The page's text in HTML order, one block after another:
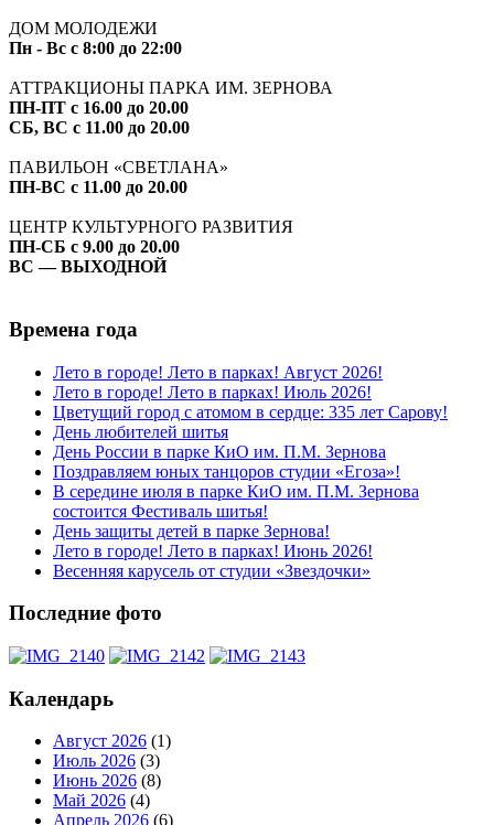
ДОМ МОЛОДЕЖИ
Пн - Вс с 8:00 до 22:00
АТТРАКЦИОНЫ ПАРКА ИМ. ЗЕРНОВА
ПН-ПТ с 16.00 до 20.00
СБ, ВС с 11.00 до 20.00
ПАВИЛЬОН «СВЕТЛАНА»
ПН-ВС с 11.00 до 20.00
ЦЕНТР КУЛЬТУРНОГО РАЗВИТИЯ
ПН-СБ с 9.00 до 20.00
ВС — ВЫХОДНОЙ
Времена года
Лето в городе! Лето в парках! Август 2026!
Лето в городе! Лето в парках! Июль 2026!
Цветущий город с атомом в сердце: 335 лет Сарову!
День любителей шитья
День России в парке КиО им. П.М. Зернова
Поздравляем юных танцоров студии «Егоза»!
В середине июля в парке КиО им. П.М. Зернова
состоится Фестиваль шитья!
День защиты детей в парке Зернова!
Лето в городе! Лето в парках! Июнь 2026!
Весенняя карусель от студии «Звездочки»
Последние фото
Календарь
Август 2026 (1)
Июль 2026 (3)
Июнь 2026 (8)
Май 2026 (4)
Апрель 2026 (6)